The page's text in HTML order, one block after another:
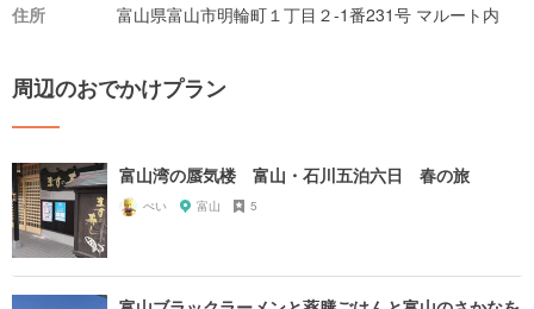
住所 富山県富山市明輪町１丁目２-1番231号 マルート内
周辺のおでかけプラン
富山湾の蜃気楼 富山・石川五泊六日 春の旅
ぺい 富山 5